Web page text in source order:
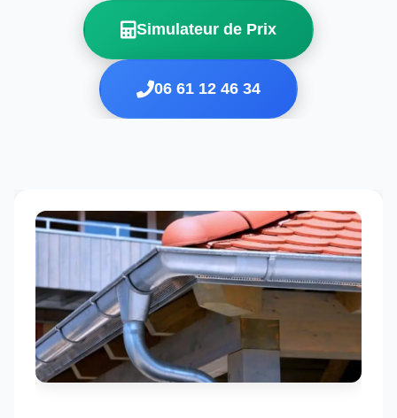
Simulateur de Prix
06 61 12 46 34